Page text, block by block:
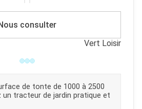
de tonte de 1000 à 2500
un tracteur de jardin pratique et
consulter
Vert Loisir